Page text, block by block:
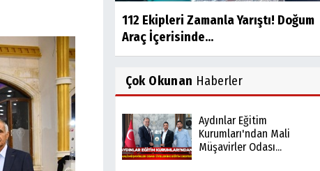
112 Ekipleri Zamanla Yarıştı! Doğum
Araç İçerisinde...
Çok Okunan Haberler
Aydınlar Eğitim
Kurumları'ndan Mali
Müşavirler Odası...